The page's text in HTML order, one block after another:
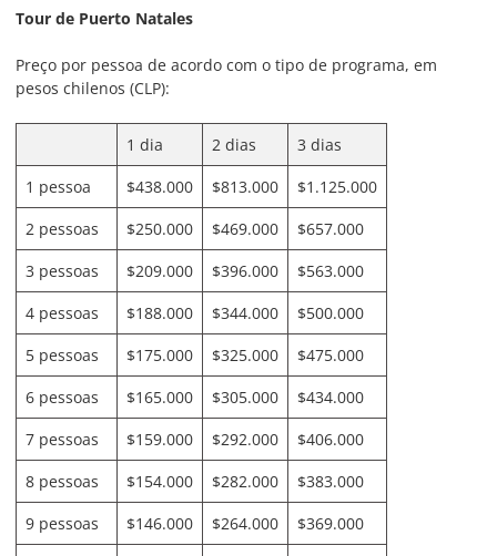
Tour de Puerto Natales
Preço por pessoa de acordo com o tipo de programa, em
pesos chilenos (CLP):
1 dia 2 dias
3 dias
1 pessoa
$438.000 $813.000
$1.125.000
2 pessoas
$250.000 $469.000
$657.000
3 pessoas
$209.000 $396.000
$563.000
4 pessoas
$188.000 $344.000
$500.000
5 pessoas
$175.000 $325.000
$475.000
6 pessoas
$165.000 $305.000
$434.000
7 pessoas
$159.000 $292.000
$406.000
8 pessoas
$154.000 $282.000
$383.000
9 pessoas
$146.000 $264.000
$369.000